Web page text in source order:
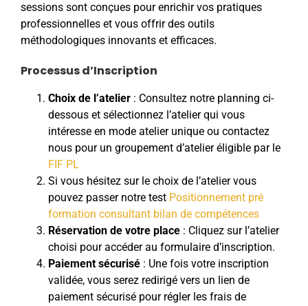
sessions sont conçues pour enrichir vos pratiques
professionnelles et vous offrir des outils
méthodologiques innovants et efficaces.
Processus d’Inscription
Choix de l’atelier : Consultez notre planning ci-
dessous et sélectionnez l’atelier qui vous
intéresse en mode atelier unique ou contactez
nous pour un groupement d’atelier éligible par le
FIF PL
Si vous hésitez sur le choix de l’atelier vous
pouvez passer notre test Positionnement pré
formation consultant bilan de compétences
Réservation de votre place : Cliquez sur l’atelier
choisi pour accéder au formulaire d’inscription.
Paiement sécurisé : Une fois votre inscription
validée, vous serez redirigé vers un lien de
paiement sécurisé pour régler les frais de